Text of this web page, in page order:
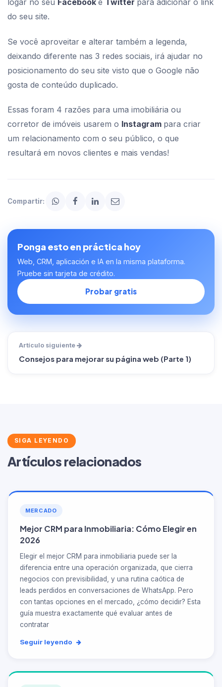
logar no seu Facebook e Twitter para adicionar o link
do seu site.
Se você aproveitar e alterar também a legenda,
deixando diferente nas 3 redes sociais, irá ajudar no
posicionamento do seu site visto que o Google não
gosta de conteúdo duplicado.
Essas foram 4 razões para uma imobiliária ou
corretor de imóveis usarem o Instagram para criar
um relacionamento com o seu público, o que
resultará em novos clientes e mais vendas!
Compartir:
Ponga esto en práctica hoy
Web, CRM, aplicación e IA en la misma plataforma.
Pruebe sin tarjeta de crédito.
Probar gratis
Artículo siguiente
Consejos para mejorar su página web (Parte 1)
SIGA LEYENDO
Artículos relacionados
MERCADO
Mejor CRM para Inmobiliaria: Cómo Elegir en
2026
Elegir el mejor CRM para inmobiliaria puede ser la
diferencia entre una operación organizada, que cierra
negocios con previsibilidad, y una rutina caótica de
leads perdidos en conversaciones de WhatsApp. Pero
con tantas opciones en el mercado, ¿cómo decidir? Esta
guía muestra exactamente qué evaluar antes de
contratar
Seguir leyendo